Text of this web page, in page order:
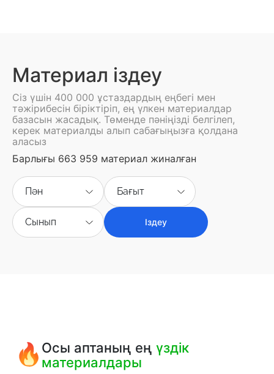
Материал іздеу
Сіз үшін 400 000 ұстаздардың еңбегі мен
тәжірибесін біріктіріп, ең үлкен материалдар
базасын жасадық. Төменде пәніңізді белгілеп,
керек материалды алып сабағыңызға қолдана
аласыз
Барлығы 663 959 материал жиналған
Пән Бағыт
Сынып Іздеу
Осы аптаның еңүздік
материалдары